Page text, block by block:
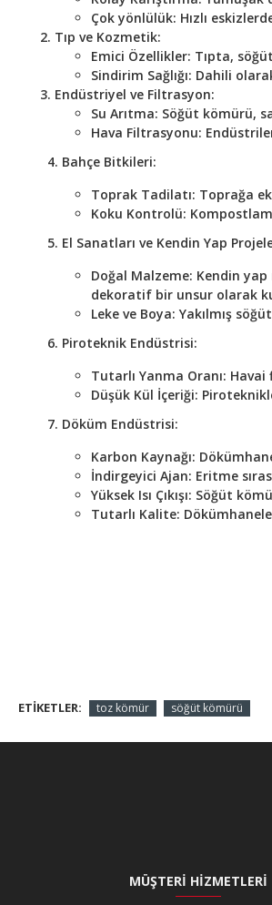
Çok yönlülük: Hızlı
Tıp ve Kozmetik:
Emici Özellikler: Tıpta,
Sindirim Sağlığı: Dahili
Endüstriyel ve Filtrasyon:
Su Arıtma: Söğüt kömürü,
Hava Filtrasyonu:
4. Bahçe Bitkileri:
Toprak Tadilatı: Toprağa
Koku Kontrolü:
5. El Sanatları ve Kendin Yap
Doğal Malzeme: Kendin
dekoratif bir unsur olarak
Leke ve Boya: Yakılmış
6. Piroteknik Endüstrisi:
Tutarlı Yanma Oranı: Havai
Düşük Kül İçeriği:
7. Döküm Endüstrisi:
Karbon Kaynağı:
İndirgeyici Ajan: Eritme
Yüksek Isı Çıkışı: Söğüt
Tutarlı Kalite:
ETIKETLER: toz kömür söğüt kömürü
MÜŞTERI HIZMETLERI